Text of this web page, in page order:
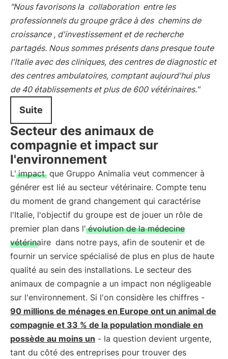
"Nous favorisons la collaboration entre les
professionnels du groupe grâce à des chemins de
croissance , d'investissement et de recherche
partagés. Nous sommes présents dans presque toute
l'Italie avec des cliniques, des centres de diagnostic et
des centres ambulatoires, comptant aujourd'hui plus
de 40 établissements et plus de 600 vétérinaires."
Suite
Secteur des animaux de
compagnie et impact sur
l'environnement
L' impact que Gruppo Animalia veut commencer à
générer est lié au secteur vétérinaire. Compte tenu
du moment de grand changement qui caractérise
l'Italie, l'objectif du groupe est de jouer un rôle de
premier plan dans l' évolution de la médecine
vétérinaire dans notre pays, afin de soutenir et de
fournir un service spécialisé de plus en plus de haute
qualité au sein des installations. Le secteur des
animaux de compagnie a un impact non négligeable
sur l'environnement. Si l'on considère les chiffres -
90 millions de ménages en Europe ont un animal de
compagnie et 33 % de la population mondiale en
possède au moins un - la question devient urgente,
tant du côté des entreprises pour trouver des